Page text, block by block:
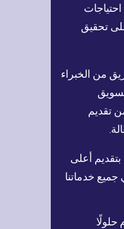
تحقيق
من الخبراء
أعلى
خدماتنا